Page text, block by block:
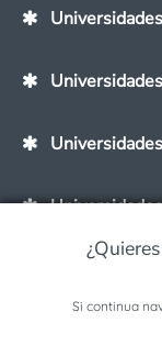
Solicita
Carreras y
Si continua